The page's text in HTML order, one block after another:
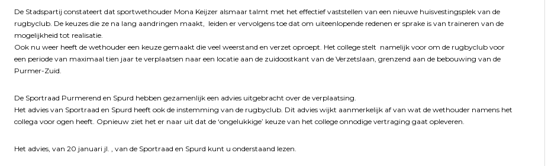
De Stadspartij constateert dat sportwethouder Mona Keijzer alsmaar talmt met het effectief vaststellen van een nieuwe huisvestingsplek van de
rugbyclub. De keuzes die ze na lang aandringen maakt, leiden er vervolgens toe dat om uiteenlopende redenen er sprake is van traineren van de
mogelijkheid tot realisatie.
Ook nu weer heeft de wethouder een keuze gemaakt die veel weerstand en verzet oproept. Het college stelt namelijk voor om de rugbyclub voor
een periode van maximaal tien jaar te verplaatsen naar een locatie aan de zuidoostkant van de Verzetslaan, grenzend aan de bebouwing van de
Purmer-Zuid.
De Sportraad Purmerend en Spurd hebben gezamenlijk een advies uitgebracht over de verplaatsing.
Het advies van Sportraad en Spurd heeft ook de instemming van de rugbyclub. Dit advies wijkt aanmerkelijk af van wat de wethouder namens het
collega voor ogen heeft. Opnieuw ziet het er naar uit dat de ‘ongelukkige’ keuze van het college onnodige vertraging gaat opleveren.
Het advies, van 20 januari jl. , van de Sportraad en Spurd kunt u onderstaand lezen.